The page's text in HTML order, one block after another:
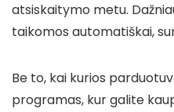
atsiskaitymo metu.
taikomos automatiškai,
Be to, kai kurios
programas, kur galite